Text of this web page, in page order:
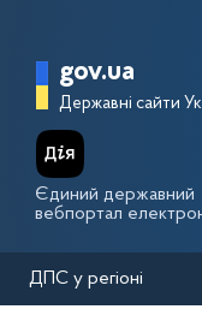
Головна
gov.ua
Державні сайти
Єдиний державний
вебпортал
ДПС у регіоні